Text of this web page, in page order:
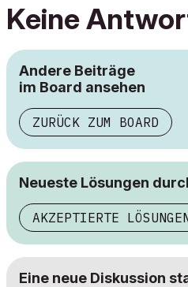
Keine
Andere Beiträge
im Board ansehen
ZURÜCK ZUM BOARD
Neueste Lösungen
AKZEPTIERTE
Eine neue Diskussion